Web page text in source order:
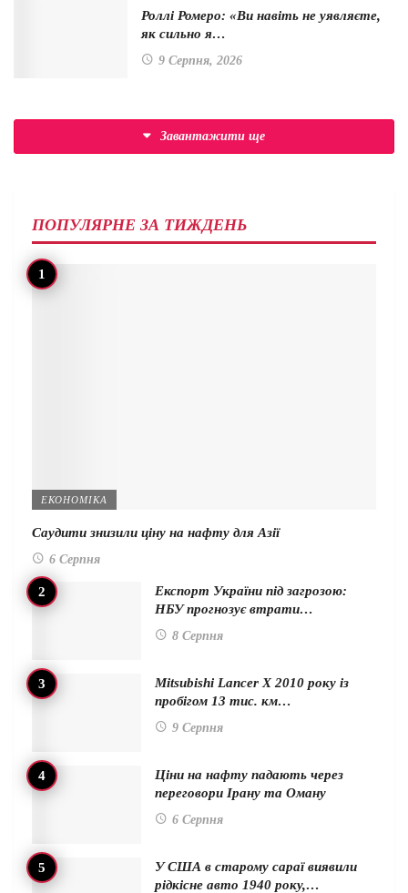
Роллі Ромеро: «Ви навіть не уявляєте,
як сильно я…
9 Серпня, 2026
Завантажити ще
ПОПУЛЯРНЕ ЗА ТИЖДЕНЬ
ЕКОНОМІКА
Саудити знизили ціну на нафту для Азії
6 Серпня
Експорт України під загрозою:
НБУ прогнозує втрати…
8 Серпня
Mitsubishi Lancer X 2010 року із
пробігом 13 тис. км…
9 Серпня
Ціни на нафту падають через
переговори Ірану та Оману
6 Серпня
У США в старому сараї виявили
рідкісне авто 1940 року,…